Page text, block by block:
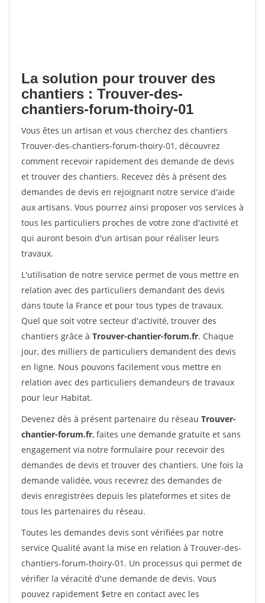
La solution pour trouver des
chantiers : Trouver-des-
chantiers-forum-thoiry-01
Vous êtes un artisan et vous cherchez des chantiers
Trouver-des-chantiers-forum-thoiry-01, découvrez
comment recevoir rapidement des demande de devis
et trouver des chantiers. Recevez dès à présent des
demandes de devis en rejoignant notre service d'aide
aux artisans. Vous pourrez ainsi proposer vos services à
tous les particuliers proches de votre zone d'activité et
qui auront besoin d'un artisan pour réaliser leurs
travaux.
L'utilisation de notre service permet de vous mettre en
relation avec des particuliers demandant des devis
dans toute la France et pour tous types de travaux.
Quel que soit votre secteur d'activité, trouver des
chantiers grâce à Trouver-chantier-forum.fr. Chaque
jour, des milliers de particuliers demandent des devis
en ligne. Nous pouvons facilement vous mettre en
relation avec des particuliers demandeurs de travaux
pour leur Habitat.
Devenez dès à présent partenaire du réseau Trouver-
chantier-forum.fr, faites une demande gratuite et sans
engagement via notre formulaire pour recevoir des
demandes de devis et trouver des chantiers. Une fois la
demande validée, vous recevrez des demandes de
devis enregistrées depuis les plateformes et sites de
tous les partenaires du réseau.
Toutes les demandes devis sont vérifiées par notre
service Qualité avant la mise en relation à Trouver-des-
chantiers-forum-thoiry-01. Un processus qui permet de
vérifier la véracité d'une demande de devis. Vous
pouvez rapidement $etre en contact avec les